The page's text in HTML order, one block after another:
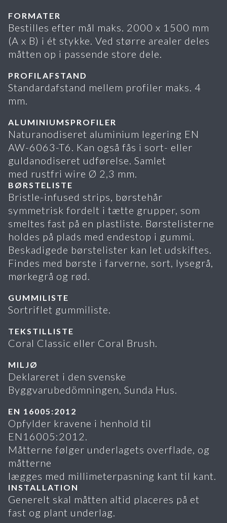
FORMATER
Bestilles efter mål maks. 2000 x 1500 mm
(A x B) i ét stykke. Ved større arealer deles
måtten op i passende store dele.
PROFILAFSTAND
Standardafstand mellem profiler maks. 4
mm.
ALUMINIUMSPROFILER
Naturanodiseret aluminium legering EN
AW-6063-T6. Kan også fås i sort- eller
guldanodiseret udførelse. Samlet
med rustfri wire Ø 2,3 mm.
BØRSTELISTE
Bristle-infused strips, børstehår
symmetrisk fordelt i tætte grupper, som
smeltes fast på en plastliste. Børstelisterne
holdes på plads med endestop i gummi.
Beskadigede børstelister kan let udskiftes.
Findes med børste i farverne, sort, lysegrå,
mørkegrå og rød.
GUMMILISTE
Sortriflet gummiliste.
TEKSTILLISTE
Coral Classic eller Coral Brush.
MILJØ
Deklareret i den svenske
Byggvarubedömningen, Sunda Hus.
EN 16005:2012
Opfylder kravene i henhold til
EN16005:2012.
Måtterne følger underlagets overflade, og
måtterne
lægges med millimeterpasning kant til kant.
INSTALLATION
Generelt skal måtten altid placeres på et
fast og plant underlag.